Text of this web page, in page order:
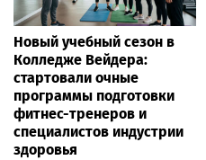
Новый учебный сезон в
Колледже Вейдера:
стартовали очные
программы подготовки
фитнес-тренеров и
специалистов индустрии
здоровья